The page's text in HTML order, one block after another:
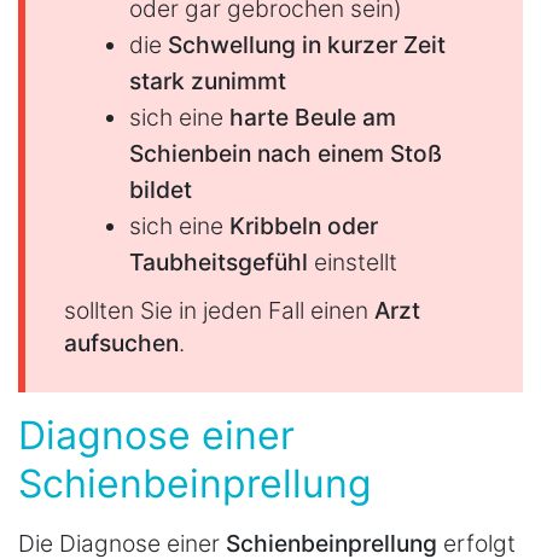
oder gar gebrochen sein)
die Schwellung in kurzer Zeit
stark zunimmt
sich eine harte Beule am
Schienbein nach einem Stoß
bildet
sich eine Kribbeln oder
Taubheitsgefühl einstellt
sollten Sie in jeden Fall einen Arzt
aufsuchen.
Diagnose einer
Schienbeinprellung
Die Diagnose einer Schienbeinprellung erfolgt